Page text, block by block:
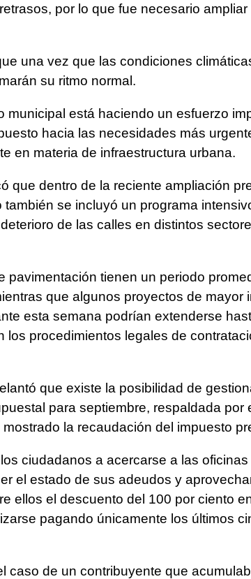
por lo que fue necesario
una vez que las condiciones
su ritmo normal.
municipal está haciendo un esfuerzo
hacia las necesidades más
en materia de infraestructura urbana.
que dentro de la reciente ampliación
se incluyó un programa
de las calles en distintos
pavimentación tienen un periodo
que algunos proyectos de mayor
esta semana podrían extenderse
los procedimientos legales de
que existe la posibilidad de
para septiembre, respaldada por
la recaudación del impuesto
ciudadanos a acercarse a las oficinas
el estado de sus adeudos y
ellos el descuento del 100 por ciento
pagando únicamente los últimos
caso de un contribuyente que